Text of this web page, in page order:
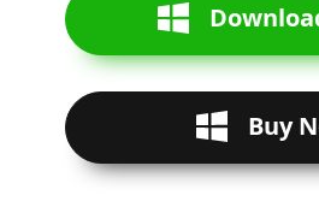
Buy